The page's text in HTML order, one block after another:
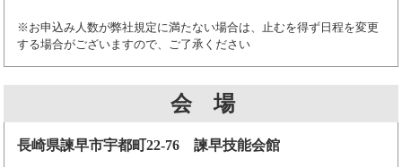
※お申込み人数が弊社規定に満たない場合は、止むを得ず日程を変更
する場合がございますので、ご了承ください
会 場
長崎県諫早市宇都町22-76 諫早技能会館